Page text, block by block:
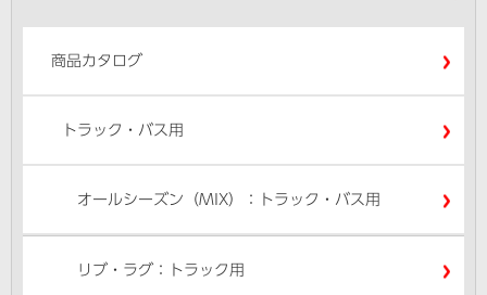
商品カタログ
トラック・バス用
オールシーズン（MIX）：トラック・バス用
リブ・ラグ：トラック用